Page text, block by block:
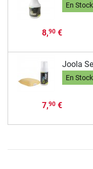
En Stock
8,90€
Joola
En Stock
7,90€